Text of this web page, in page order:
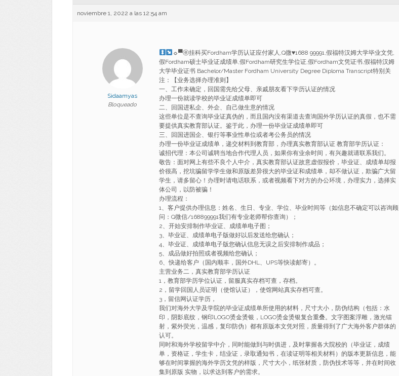
noviembre 1, 2022 a las 12:54 am
Sidaamyas
Bloqueado
☼▀ⓔ挂科买Fordham学历认证应付家人,Q微♥1688 99991,假福特汉姆大学毕业文凭,
假Fordham硕士毕业证成绩单,假Fordham研究生学位证,假Fordham文凭证书,假福特汉姆
大学毕业证书 Bachelor/Master Fordham University Degree Diploma Transcript特别关
注：【业务选择办理准则】
一、工作未确定，回国需先给父母、亲戚朋友看下学历认证的情况
办理一份就读学校的毕业证成绩单即可
二、回国进私企、外企、自己做生意的情况
这些单位是不查询毕业证真伪的，而且国内没有渠道去查询国外学历认证的真假，也不需
要提供真实教育部认证。鉴于此，办理一份毕业证成绩单即可
三、回国进国企、银行等事业性单位或者考公务员的情况
办理一份毕业证成绩单，递交材料到教育部，办理真实教育部认证 教育部学历认证：
诚招代理：本公司诚聘当地合作代理人员，如果你有业余时间，有兴趣就请联系我们。
敬告：面对网上有些不良个人中介，真实教育部认证故意虚假报价，毕业证、成绩单却报
价很高，挖坑骗留学学生做和原版差异很大的毕业证和成绩单，却不做认证，欺骗广大留
学生，请多留心！办理时请电话联系，或者视频看下对方的办公环境，办理实力，选择实
体公司，以防被骗！
办理流程：
1、客户提供办理信息：姓名、生日、专业、学位、毕业时间等（如信息不确定可以咨询顾
问：Q微信/168899991我们有专业老师帮你查询）；
2、开始安排制作毕业证、成绩单电子图；
3、毕业证、成绩单电子版做好以后发送给您确认；
4、毕业证、成绩单电子版您确认信息无误之后安排制作成品；
5、成品做好拍照或者视频给您确认；
6、快递给客户（国内顺丰，国外DHL、UPS等快读邮寄）。
主营业务二，真实教育部学历认证
1，教育部学历学位认证，留服真实存档可查，存档。
2，留学回国人员证明（使馆认证），使馆网站真实存档可查。
3，留信网认证学历，
我们对海外大学及学院的毕业证成绩单所使用的材料，尺寸大小，防伪结构（包括：水
印，阴影底纹，钢印LOGO烫金烫银，LOGO烫金烫银复合重叠。文字图案浮雕，激光镭
射，紫外荧光，温感，复印防伪）都有原版本文凭对照，质量得到了广大海外客户群体的
认可。
同时和海外学校留学中介，同时能做到与时俱进，及时掌握各大院校的（毕业证，成绩
单，资格证，学生卡，结业证，录取通知书，在读证明等相关材料）的版本更新信息，能
够在时间掌握的海外学历文凭的样版，尺寸大小，纸张材质，防伪技术等等，并在时间收
集到原版 实物，以求达到客户的需求。